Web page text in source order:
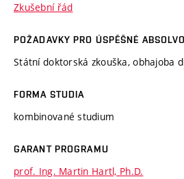
Zkušební řád
POŽADAVKY PRO ÚSPĚŠNÉ
Státní doktorská zkouška, obhajoba
FORMA STUDIA
kombinované studium
GARANT PROGRAMU
prof. Ing. Martin Hartl, Ph.D.